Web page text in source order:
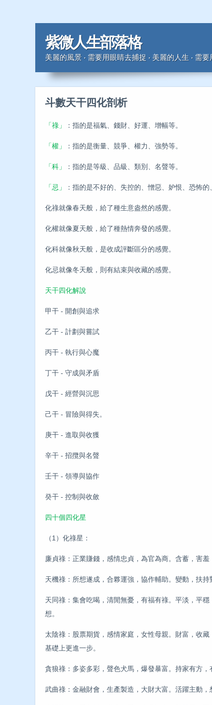
紫微人生部落格
美麗的風景 ‧ 需要用眼睛去捕捉 ‧ 美麗的人生 ‧ 需
斗數天干四化剖析
「祿」 ：指的是福氣、錢財、好運、增幅等。
「權」 ：指的是衡量、競爭、權力、強勢等。
「科」 ：指的是等級、品級、類別、名聲等。
「忌」 ：指的是不好的、失控的、憎惡、妒恨、恐怖的
化祿就像春天般，給了種生意盎然的感覺。
化權就像夏天般，給了種熱情奔發的感覺。
化科就像秋天般，是收成評斷區分的感覺。
化忌就像冬天般，則有結束與收藏的感覺。
天干四化解說
甲干 - 開創與追求
乙干 - 計劃與嘗試
丙干 - 執行與心魔
丁干 - 守成與矛盾
戊干 - 經營與沉思
己干 - 冒險與得失。
庚干 - 進取與收獲
辛干 - 招攬與名聲
壬干 - 領導與協作
癸干 - 控制與收斂
四十個四化星
（1）化祿星：
廉貞祿：正業賺錢，感情忠貞，為官為商。含蓄，害羞
天機祿：所想遂成，合夥運強，協作輔助。變動，扶
天同祿：集會吃喝，清閒無憂，有福有祿。平淡，平
想。
太陰祿：股票期貨，感情家庭，女性母親。財富，收
基礎上更進一步。
貪狼祿：多姿多彩，聲色犬馬，爆發暴富。持家有方
武曲祿：金融財會，生產製造，大財大富。活躍主動，